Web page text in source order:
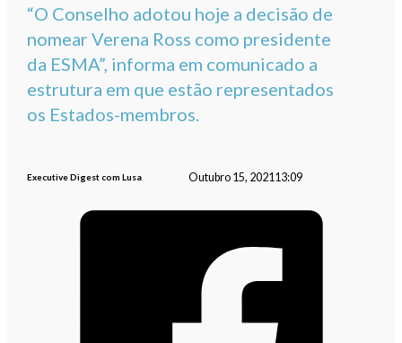
“O Conselho adotou hoje a decisão de
nomear Verena Ross como presidente
da ESMA”, informa em comunicado a
estrutura em que estão representados
os Estados-membros.
Executive Digest com Lusa Outubro 15, 2021 13:09